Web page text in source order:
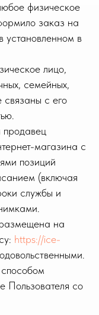
физическое
заказ на
установленном в
лицо,
семейных,
с его
магазина с
позиций
(включая
службы и
на
https://ice-
Пользователя со